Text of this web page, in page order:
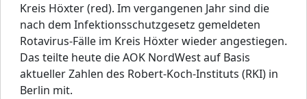
Kreis Höxter (red). Im vergangenen Jahr sind die
nach dem Infektionsschutzgesetz gemeldeten
Rotavirus-Fälle im Kreis Höxter wieder angestiegen.
Das teilte heute die AOK NordWest auf Basis
aktueller Zahlen des Robert-Koch-Instituts (RKI) in
Berlin mit.